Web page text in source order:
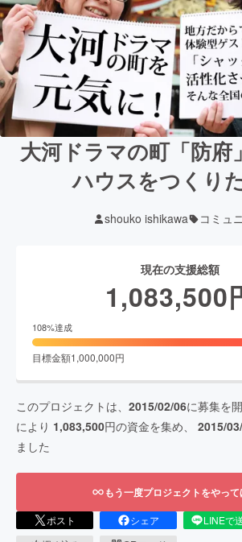
大河ドラマの町「防府
ハウスをつくり
shouko ishikawa コミュ
現在の支援総額
1,083,500
108%達成
目標金額1,000,000円
このプロジェクトは、 2015/02/06に募集を
により 1,083,500円の資金を集め、 2015/
ました
もう一度プロジェクトをやっ
ポスト シェア LINEで